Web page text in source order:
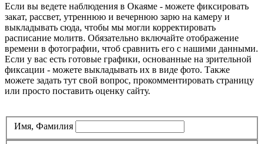
Если вы ведете наблюдения в Окаяме - можете фиксировать
закат, рассвет, утреннюю и вечернюю зарю на камеру и
выкладывать сюда, чтобы мы могли корректировать
расписание молитв. Обязательно включайте отображение
времени в фотографии, чтоб сравнить его с нашими данными.
Если у вас есть готовые графики, основанные на зрительной
фиксации - можете выкладывать их в виде фото. Также
можете задать тут свой вопрос, прокомментировать страницу
или просто поставить оценку сайту.
Имя, Фамилия